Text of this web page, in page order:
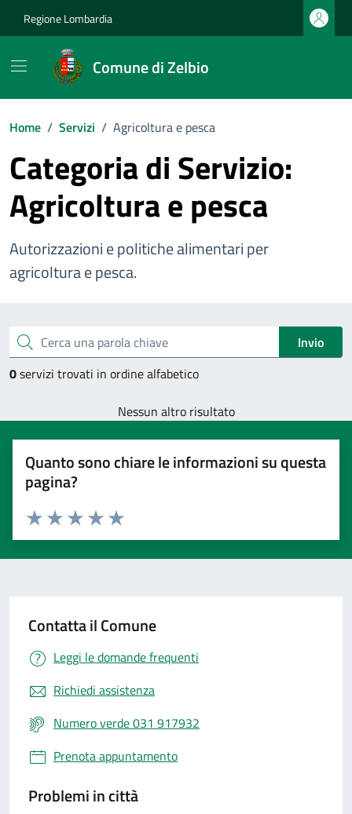
Regione Lombardia
Comune di Zelbio
Home / Servizi / Agricoltura e pesca
Categoria di Servizio:
Agricoltura e pesca
Autorizzazioni e politiche alimentari per
agricoltura e pesca.
Cerca una parola chiave
Invio
0servizi trovati in ordine alfabetico
Nessun altro risultato
Quanto sono chiare le informazioni su questa
pagina?
Valuta 5 stelle su 5
Valuta 4 stelle su 5
Valuta 3 stelle su 5
Valuta 2 stelle su 5
Valuta 1 stelle su 5
Contatta il Comune
Leggi le domande frequenti
Richiedi assistenza
Numero verde 031 917932
Prenota appuntamento
Problemi in città